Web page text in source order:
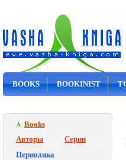
BOOKS BOOKINIST
Books
Авторы
Серии
Периодика